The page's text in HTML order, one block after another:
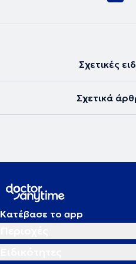
ουροροομετρία, θεραπεία
Σχετικές
Σχετικά
Κατέβασε το app